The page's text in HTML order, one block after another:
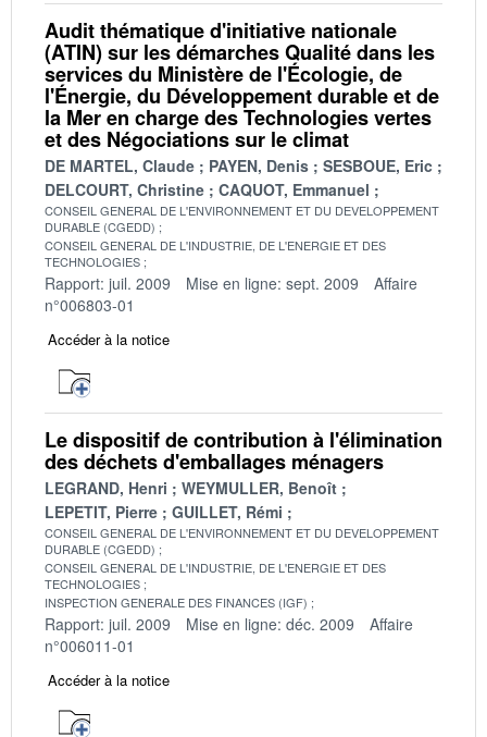
Audit thématique d'initiative nationale
(ATIN) sur les démarches Qualité dans les
services du Ministère de l'Écologie, de
l'Énergie, du Développement durable et de
la Mer en charge des Technologies vertes
et des Négociations sur le climat
DE MARTEL, Claude PAYEN, Denis
SESBOUE, Eric
DELCOURT, Christine
CAQUOT, Emmanuel
CONSEIL GENERAL DE L'ENVIRONNEMENT ET DU DEVELOPPEMENT
DURABLE (CGEDD)
CONSEIL GENERAL DE L'INDUSTRIE, DE L'ENERGIE ET DES
TECHNOLOGIES
Rapport: juil. 2009 Mise en ligne: sept. 2009
Affaire
n°006803-01
Accéder à la notice
Le dispositif de contribution à l'élimination
des déchets d'emballages ménagers
LEGRAND, Henri
WEYMULLER, Benoît
LEPETIT, Pierre
GUILLET, Rémi
CONSEIL GENERAL DE L'ENVIRONNEMENT ET DU DEVELOPPEMENT
DURABLE (CGEDD)
CONSEIL GENERAL DE L'INDUSTRIE, DE L'ENERGIE ET DES
TECHNOLOGIES
INSPECTION GENERALE DES FINANCES (IGF)
Rapport: juil. 2009 Mise en ligne: déc. 2009
Affaire
n°006011-01
Accéder à la notice